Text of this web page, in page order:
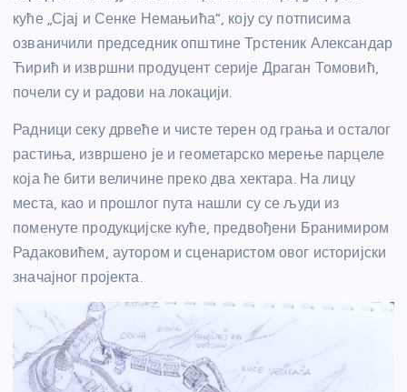
куће „Сјај и Сенке Немањића“, коју су потписима
озваничили председник општине Трстеник Александар
Ћирић и извршни продуцент серије Драган Томовић,
почели су и радови на локацији.
Радници секу дрвеће и чисте терен од грања и осталог
растиња, извршено је и геометарско мерење парцеле
која ће бити величине преко два хектара. На лицу
места, као и прошлог пута нашли су се људи из
поменуте продукцијске куће, предвођени Бранимиром
Радаковићем, аутором и сценаристом овог историјски
значајног пројекта.